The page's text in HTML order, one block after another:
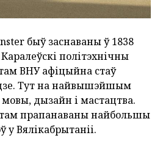
быў заснаваны ў 1838
політэхнічны
ВНУ афіцыйна стаў
Тут на найвышэйшым
дызайн і мастацтва.
прапанаваны найбольшы
Вялікабрытаніі.